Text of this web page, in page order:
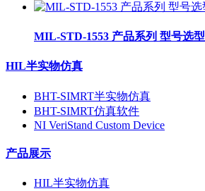
MIL-STD-1553 产品系列 型号选型
HIL半实物仿真
BHT-SIMRT半实物仿真
BHT-SIMRT仿真软件
NI VeriStand Custom Device
产品展示
HIL半实物仿真